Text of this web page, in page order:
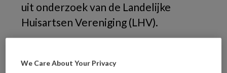
uit onderzoek van de Landelijke
Huisartsen Vereniging (LHV).
We Care About Your Privacy